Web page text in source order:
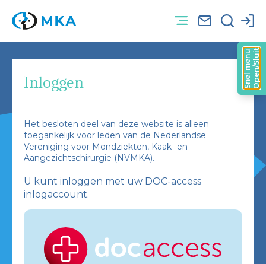
Inloggen
Het besloten deel van deze website is alleen
toegankelijk voor leden van de Nederlandse
Vereniging voor Mondziekten, Kaak- en
Aangezichtschirurgie (NVMKA).
U kunt inloggen met uw DOC-access
inlogaccount.
Open/Sluit
Snel menu